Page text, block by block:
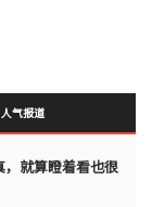
人气报道
就算瞪着看也很